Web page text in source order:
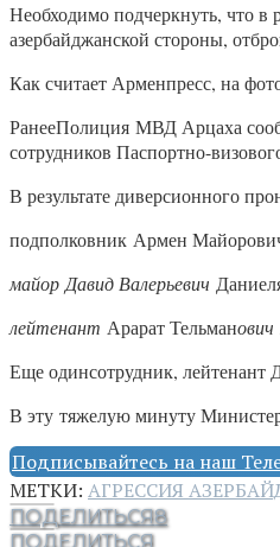
Необходимо подчеркнуть, что
азербайджанской стороны,
Как считает Арменпресс, на
РанееПолиция МВД Арцаха
сотрудников Паспортно-
В результате диверсионного
подполковник Армен
майор Давид Валерьевич
лейтенант Арарат Тельманович
Еще одинсотрудник, лейтенант
В эту тяжелую минуту
Подписывайтесь на наш
МЕТКИ: АГРЕССИЯ
ПОДЕЛИТЬСЯ8
ПОДЕЛИТЬСЯ